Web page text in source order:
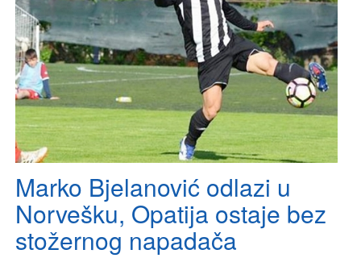
Marko Bjelanović odlazi u
Norvešku, Opatija ostaje bez
stožernog napadača